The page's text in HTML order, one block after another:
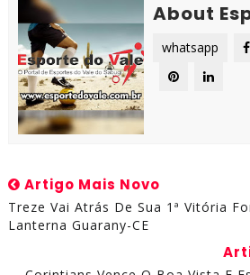
About
whatsapp
Artigo Mais Novo
Treze Vai Atrás De Sua 1ª Vitória
Lanterna Guarany-CE